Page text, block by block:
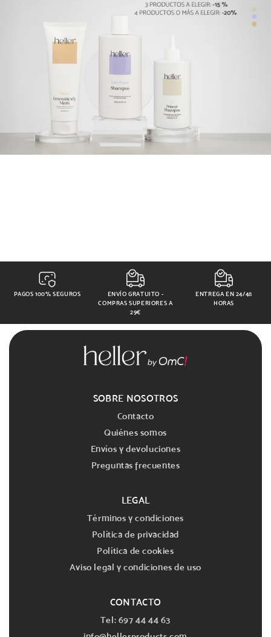
PAGOS 100% SEGUROS
ENVÍO GRATUITO -
COMPRAS SUPERIORES A
29€
ENTREGA EN 24/48
HORAS
SOBRE NOSOTROS
Contacto
Quiénes somos
Envíos y devoluciones
Preguntas frecuentes
LEGAL
Términos y condiciones
Política de privacidad
Política de cookies
Aviso legal y condiciones de uso
CONTACTO
Tel: 697 44 44 63